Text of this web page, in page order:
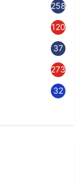
2583
120
37
273
32